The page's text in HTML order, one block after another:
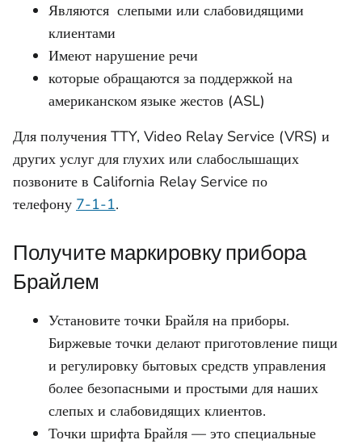
Являются слепыми или слабовидящими
клиентами
Имеют нарушение речи
которые обращаются за поддержкой на
американском языке жестов (ASL)
Для получения TTY, Video Relay Service (VRS) и
других услуг для глухих или слабослышащих
позвоните в California Relay Service по
телефону 7-1-1.
Получите маркировку прибора
Брайлем
Установите точки Брайля на приборы.
Биржевые точки делают приготовление пищи
и регулировку бытовых средств управления
более безопасными и простыми для наших
слепых и слабовидящих клиентов.
Точки шрифта Брайля — это специальные